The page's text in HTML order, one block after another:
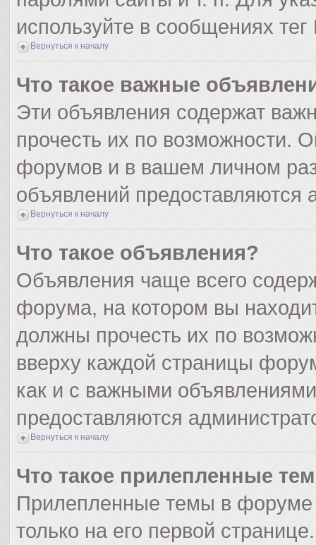
используйте в сообщениях
Вернуться к началу
Что такое важные
Эти объявления содержат
прочесть их по возможности.
форумов и в вашем личном
объявлений
Вернуться к началу
Что такое объявления?
Объявления чаще всего
форума, на котором вы
должны прочесть их по
вверху каждой страницы
как и с важными
предоставляются
Вернуться к началу
Что такое прилепленные
Прилепленные темы в форуме
только на его первой